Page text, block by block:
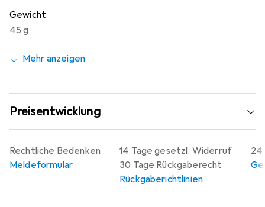
Gewicht
45 g
Mehr anzeigen
Preisentwicklung
14 Tage gesetzl. Widerruf
30 Tage Rückgaberecht
Rückgaberichtlinien
24
Rechtliche Bedenken
Meldeformular